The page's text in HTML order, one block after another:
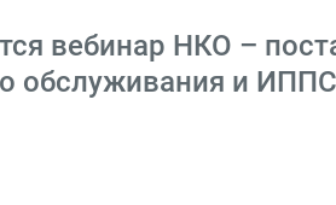
вебинар НКО –
обслуживания и